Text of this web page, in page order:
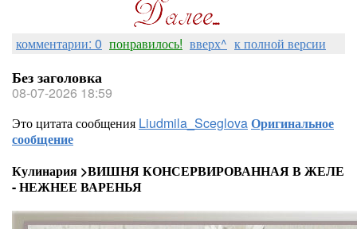
комментарии: 0 понравилось! вверх^ к полной версии
Без заголовка
08-07-2026 18:59
Это цитата сообщения Liudmila_SceglovaОригинальное
сообщение
Кулинария >ВИШНЯ КОНСЕРВИРОВАННАЯ В ЖЕЛЕ
- НЕЖНЕЕ ВАРЕНЬЯ